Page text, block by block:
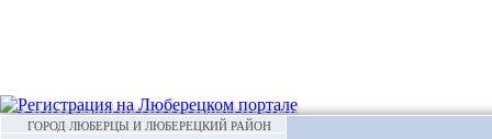
ГОРОД ЛЮБЕРЦЫ И ЛЮБЕРЕЦКИЙ РАЙОН